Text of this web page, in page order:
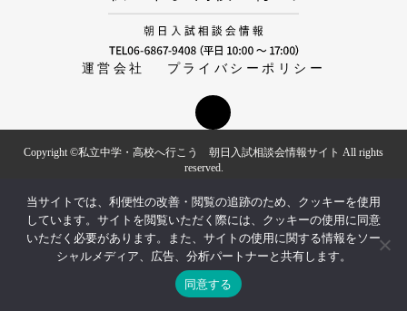
運営会社 プライバシーポリシー
Copyright ©私立中学・高校へ行こう 朝日入試相談会情報サイト All rights
reserved.
当サイトでは、利便性の改善・閲覧の追跡のため、クッキーを使用
しています。サイトを閲覧いただく際には、クッキーの使用に同意
いただく必要があります。また、サイトの使用に関する情報をソー
シャルメディア、広告、分析パートナーと共有します。
同意する